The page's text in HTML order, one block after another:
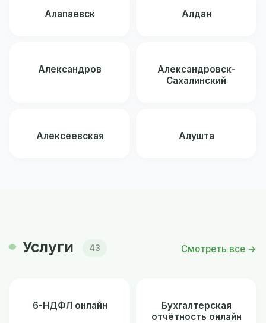
Алапаевск Алдан
Александров
Александровск-
Сахалинский
Алексеевская Алушта
Услуги 43 Смотреть все →
6-НДФЛ онлайн
Бухгалтерская
отчётность онлайн